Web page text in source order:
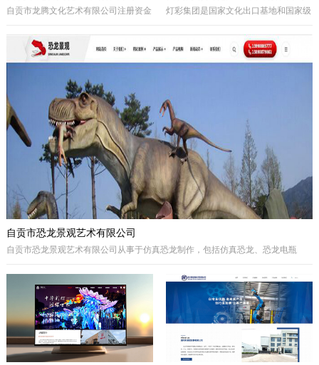
灯彩集团是国家文化出口基地和国家级
企业，集团子公司新亚彩灯是连续多年
由中央五部委联合授予的国家文化出口
州、安徽、甘肃、加拿大、美国等多个
控股合作团队。集团从…
自贡市龙腾文化艺术有限公司注册资金
之乡、中国灯城”美誉的四川省自贡
市。拥有“占地100余亩的中国彩灯仿真
司从事彩灯艺术工程、彩车彩船巡游工
程、趣味式景观游乐器具、景观雕塑工
程、城市文化符号美化亮化工程，以及
仿真恐龙、仿真动植物、化石制作和演
绎程控机器人研发生产。
自贡市恐龙景观艺术有限公司
自贡市恐龙景观艺术有限公司从事于仿真恐龙制作，包括仿真恐龙、恐龙电瓶